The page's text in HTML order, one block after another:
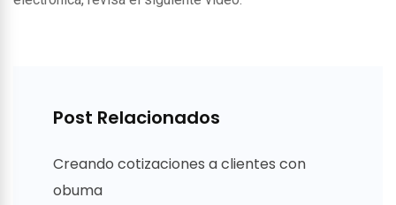
Post Relacionados
Creando cotizaciones a clientes con
obuma